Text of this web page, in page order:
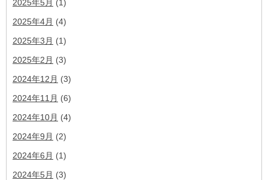
2025年5月 (1)
2025年4月 (4)
2025年3月 (1)
2025年2月 (3)
2024年12月 (3)
2024年11月 (6)
2024年10月 (4)
2024年9月 (2)
2024年6月 (1)
2024年5月 (3)